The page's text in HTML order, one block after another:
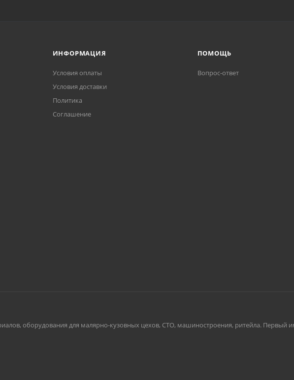
ИНФОРМАЦИЯ
Условия оплаты
Условия доставки
Политика
Соглашение
ПОМОЩЬ
Вопрос-ответ
оборудования для малярно-кузовных цехов, СТО, машиностроения, ритейла. Первый